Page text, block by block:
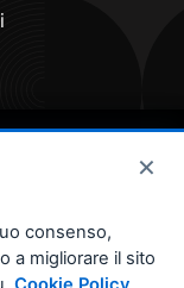
rights reserved
×
consenso,
a migliorare il sito